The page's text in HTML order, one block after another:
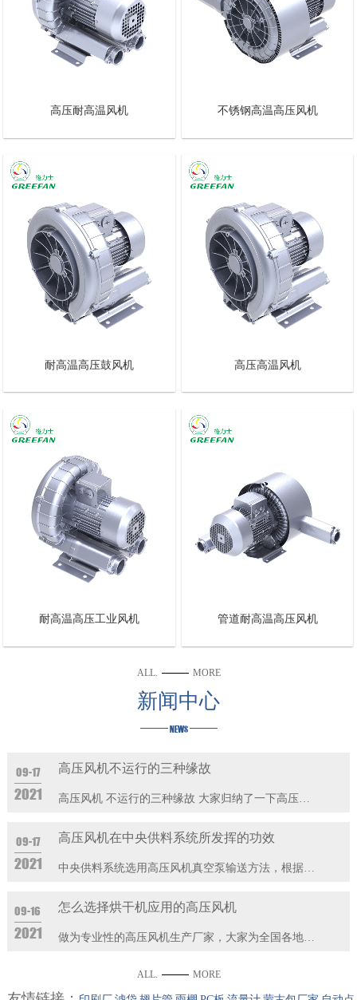
高压耐高温风机 不锈钢高温高压风机
耐高温高压鼓风机 高压高温风机
耐高温高压工业风机 管道耐高温高压风机
ALL. MORE
新闻中心
NEWS
09-17
2021
高压风机不运行的三种缘故
09-17
2021
高压风机在中央供料系统所发挥的功效
09-16
2021
怎么选择烘干机应用的高压风机
ALL. MORE